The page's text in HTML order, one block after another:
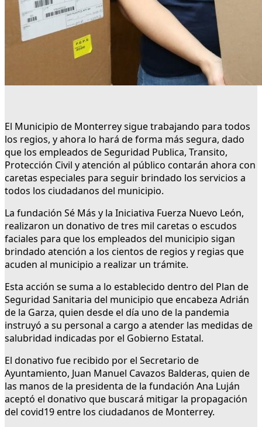
El Municipio de Monterrey sigue trabajando para todos
los regios, y ahora lo hará de forma más segura, dado
que los empleados de Seguridad Publica, Transito,
Protección Civil y atención al público contarán ahora con
caretas especiales para seguir brindado los servicios a
todos los ciudadanos del municipio.
La fundación Sé Más y la Iniciativa Fuerza Nuevo León,
realizaron un donativo de tres mil caretas o escudos
faciales para que los empleados del municipio sigan
brindado atención a los cientos de regios y regias que
acuden al municipio a realizar un trámite.
Esta acción se suma a lo establecido dentro del Plan de
Seguridad Sanitaria del municipio que encabeza Adrián
de la Garza, quien desde el día uno de la pandemia
instruyó a su personal a cargo a atender las medidas de
salubridad indicadas por el Gobierno Estatal.
El donativo fue recibido por el Secretario de
Ayuntamiento, Juan Manuel Cavazos Balderas, quien de
las manos de la presidenta de la fundación Ana Luján
aceptó el donativo que buscará mitigar la propagación
del covid19 entre los ciudadanos de Monterrey.